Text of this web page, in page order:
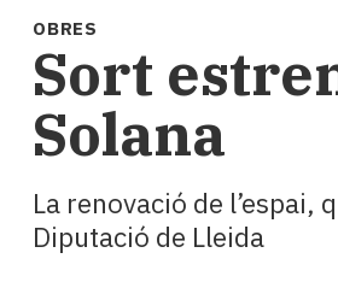
i
turisme
Cultura
Esports
Mai
tant!
i
mitjans
OBRES
Sort
Solana
La renovació de
Diputació de Lleida